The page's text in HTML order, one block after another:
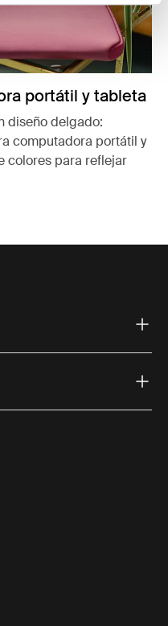
portátil y tableta
diseño delgado:
computadora portátil y
colores para reflejar
pestaña
(external link)
(external link)
Youtube (external